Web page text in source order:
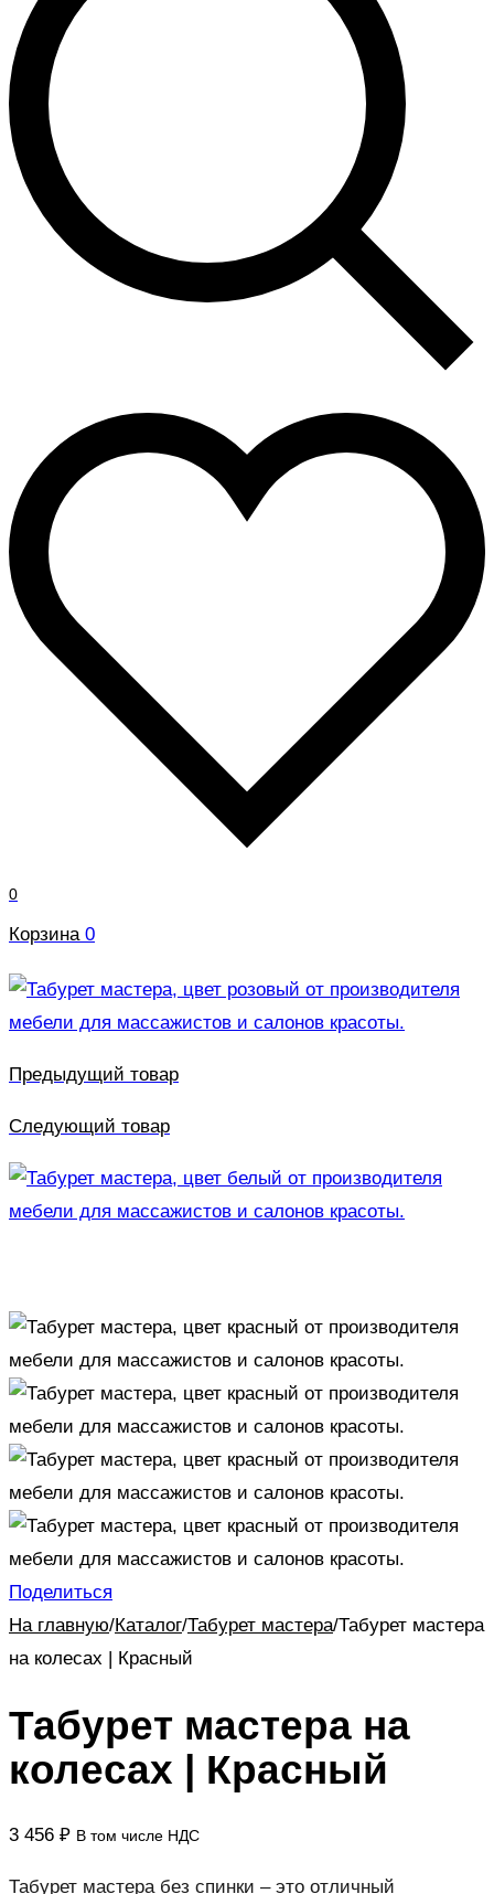
0
Корзина 0
Предыдущий товар
Следующий товар
Поделиться
На главную/Каталог/Табурет мастера/Табурет мастера
на колесах | Красный
Табурет мастера на
колесах | Красный
3 456 ₽ В том числе НДС
Табурет мастера без спинки – это отличный